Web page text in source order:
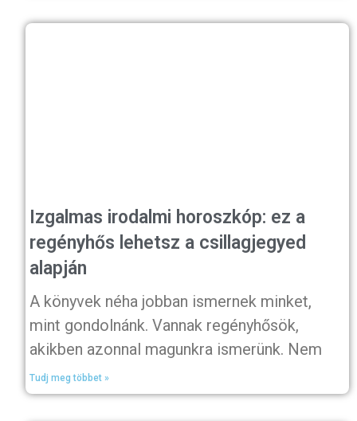
Izgalmas irodalmi horoszkóp: ez a
regényhős lehetsz a csillagjegyed
alapján
A könyvek néha jobban ismernek minket,
mint gondolnánk. Vannak regényhősök,
akikben azonnal magunkra ismerünk. Nem
Tudj meg többet »